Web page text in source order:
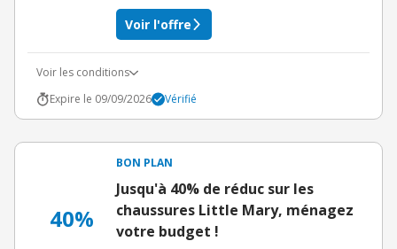
Voir l'offre
Voir les conditions
Expire le 09/09/2026
Vérifié
40%
BON PLAN
Jusqu'à 40% de réduc sur les
chaussures Little Mary, ménagez
votre budget !